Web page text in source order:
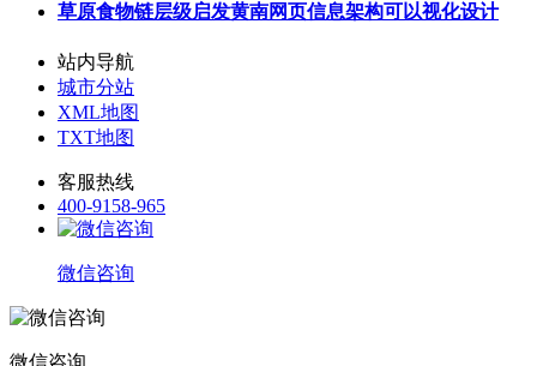
草原食物链层级启发黄南网页信息架构可以视化设计
站内导航
城市分站
XML地图
TXT地图
客服热线
400-9158-965
微信咨询